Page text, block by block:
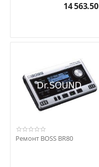
14 563.50
Ремонт BOSS BR80